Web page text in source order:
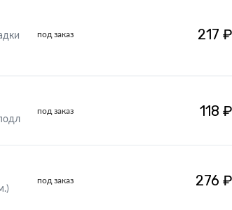
под заказ 217 ₽
под заказ 118 ₽
под заказ 276 ₽